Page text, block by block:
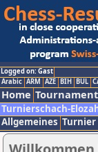
Logged on: Gast
Arabic ARM AZE BIH BUL
Home
Turnierschach-
Allgemeines Turnier